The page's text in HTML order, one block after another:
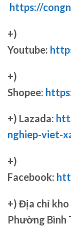
https://
+)
Youtube:
+)
Shopee:
+) Lazada:
nghiep-viet-
+)
Facebook:
+) Địa chỉ kho
Phường Bình